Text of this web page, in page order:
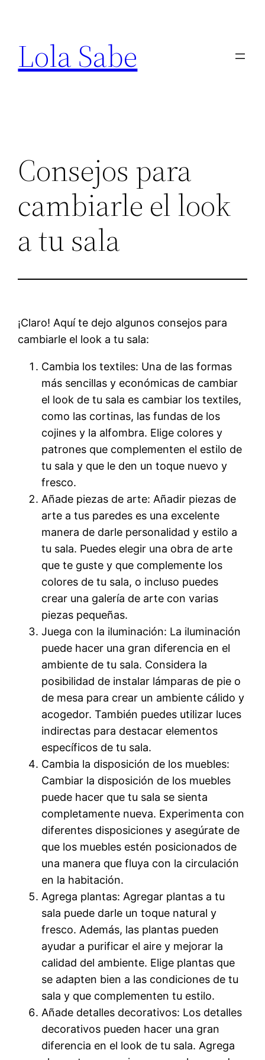
contenido
Lola Sabe
Consejos para
cambiarle el look
a tu sala
¡Claro! Aquí te dejo algunos consejos para
cambiarle el look a tu sala:
Cambia los textiles: Una de las formas
más sencillas y económicas de cambiar
el look de tu sala es cambiar los textiles,
como las cortinas, las fundas de los
cojines y la alfombra. Elige colores y
patrones que complementen el estilo de
tu sala y que le den un toque nuevo y
fresco.
Añade piezas de arte: Añadir piezas de
arte a tus paredes es una excelente
manera de darle personalidad y estilo a
tu sala. Puedes elegir una obra de arte
que te guste y que complemente los
colores de tu sala, o incluso puedes
crear una galería de arte con varias
piezas pequeñas.
Juega con la iluminación: La iluminación
puede hacer una gran diferencia en el
ambiente de tu sala. Considera la
posibilidad de instalar lámparas de pie o
de mesa para crear un ambiente cálido y
acogedor. También puedes utilizar luces
indirectas para destacar elementos
específicos de tu sala.
Cambia la disposición de los muebles:
Cambiar la disposición de los muebles
puede hacer que tu sala se sienta
completamente nueva. Experimenta con
diferentes disposiciones y asegúrate de
que los muebles estén posicionados de
una manera que fluya con la circulación
en la habitación.
Agrega plantas: Agregar plantas a tu
sala puede darle un toque natural y
fresco. Además, las plantas pueden
ayudar a purificar el aire y mejorar la
calidad del ambiente. Elige plantas que
se adapten bien a las condiciones de tu
sala y que complementen tu estilo.
Añade detalles decorativos: Los detalles
decorativos pueden hacer una gran
diferencia en el look de tu sala. Agrega